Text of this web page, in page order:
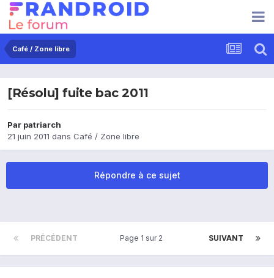
Café / Zone libre
[Résolu] fuite bac 2011
Par patriarch
21 juin 2011 dans Café / Zone libre
Répondre à ce sujet
PRÉCÉDENT SUIVANT
Page 1 sur 2